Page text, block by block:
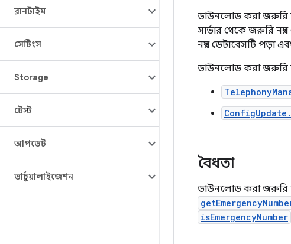
রানটাইম
সেটিংস
Storage
টেস্ট
আপডেট
ভার্চুয়ালাইজেশন
ডাউনলোড করা জরুরি
সার্ভার থেকে জরুরি
নম্বর ডেটাবেসটি পড়া
ডাউনলোড করা জরুরি
বৈধতা
ডাউনলোড করা জরুরি
isEmergencyNumber